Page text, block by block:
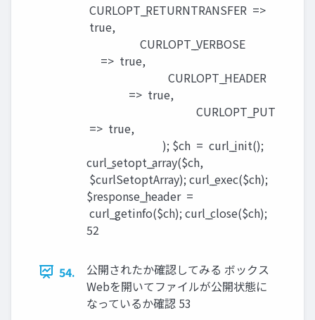
CURLOPT_̲RETURNTRANSFER =>
true,
CURLOPT_̲VERBOSE
=> true,
CURLOPT_̲HEADER
=> true,
CURLOPT_̲PUT
=> true,
); $ch = curl_̲init();
curl_̲setopt_̲array($ch,
$curlSetoptArray); curl_̲exec($ch);
$response_̲header =
curl_̲getinfo($ch); curl_̲close($ch);
52
54.
公開されたか確認してみる ボックス
Webを開いてファイルが公開状態に
なっているか確認 53